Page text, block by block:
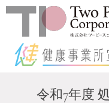
令和7年度